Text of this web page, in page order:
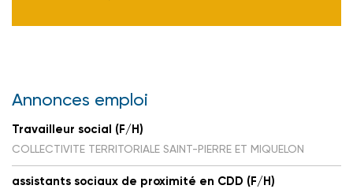
Annonces emploi
Travailleur social (F/H)
COLLECTIVITE TERRITORIALE SAINT-PIERRE ET MIQUELON
assistants sociaux de proximité en CDD (F/H)